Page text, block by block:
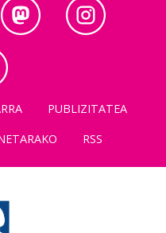
PUBLIZITATEA
RSS